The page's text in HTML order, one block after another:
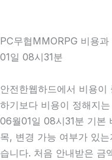
PC무협MMORPG 비용
01일 08시31분
안전한웹하드에서 비용
하기보다 비용이 정해지
06월01일 08시31분 기본
목, 변경 가능 여부가 있
습니다. 처음 안내받은 금